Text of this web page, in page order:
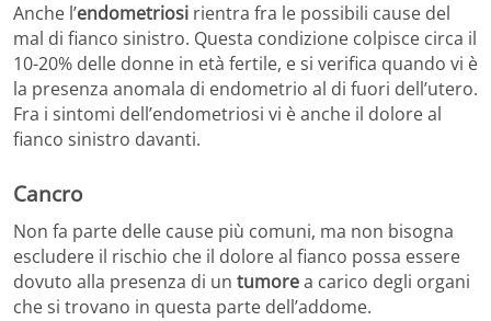
Anche l’endometriosi rientra fra le possibili cause del
mal di fianco sinistro. Questa condizione colpisce circa il
10-20% delle donne in età fertile, e si verifica quando vi è
la presenza anomala di endometrio al di fuori dell’utero.
Fra i sintomi dell’endometriosi vi è anche il dolore al
fianco sinistro davanti.
Cancro
Non fa parte delle cause più comuni, ma non bisogna
escludere il rischio che il dolore al fianco possa essere
dovuto alla presenza di un tumorea carico degli organi
che si trovano in questa parte dell’addome.